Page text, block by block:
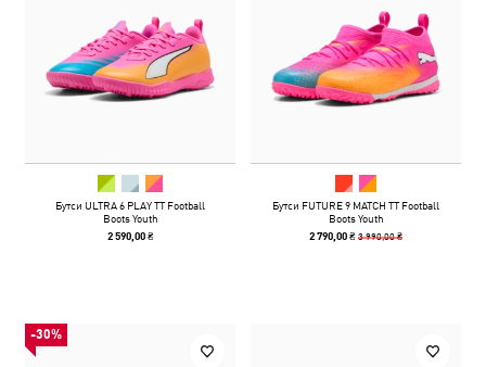
Бутси ULTRA 6 PLAY TT Football
Boots Youth
2 590,00 ₴
Бутси FUTURE 9 MATCH TT Football
Boots Youth
2 790,00 ₴3 990,00 ₴
-30%